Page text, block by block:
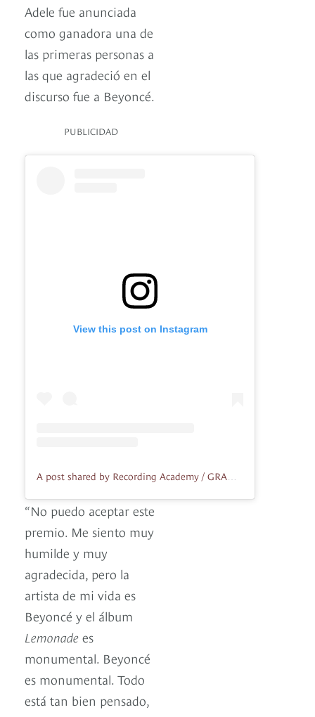
Adele fue anunciada
como ganadora una de
las primeras personas a
las que agradeció en el
discurso fue a Beyoncé.
PUBLICIDAD
View this post on Instagram
“No puedo aceptar este
premio. Me siento muy
humilde y muy
agradecida, pero la
artista de mi vida es
Beyoncé y el álbum
Lemonade es
monumental. Beyoncé
es monumental. Todo
está tan bien pensado,